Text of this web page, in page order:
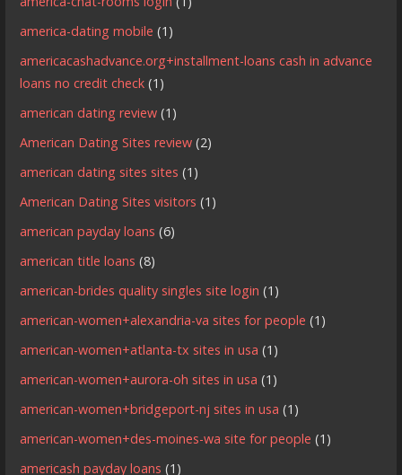
america-dating mobile (1)
americacashadvance.org+installment-loans cash in advance
loans no credit check (1)
american dating review (1)
American Dating Sites review (2)
american dating sites sites (1)
American Dating Sites visitors (1)
american payday loans (6)
american title loans (8)
american-brides quality singles site login (1)
american-women+alexandria-va sites for people (1)
american-women+atlanta-tx sites in usa (1)
american-women+aurora-oh sites in usa (1)
american-women+bridgeport-nj sites in usa (1)
american-women+des-moines-wa site for people (1)
americash payday loans (1)